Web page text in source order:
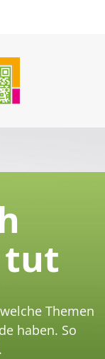
tut
Themen
haben. So